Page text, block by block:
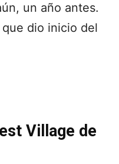
un año antes.
dio inicio del
Village de